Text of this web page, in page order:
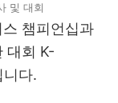
및 대회
챔피언십과
대회 K-
다.